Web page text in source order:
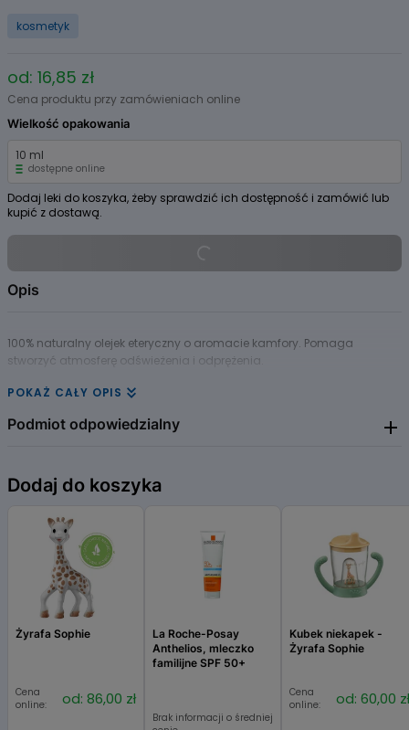
kosmetyk
od: 16,85 zł
Cena produktu przy zamówieniach online
Wielkość opakowania
10 ml
dostępne online
Dodaj leki do koszyka, żeby sprawdzić ich dostępność i zamówić lub
kupić z dostawą.
Opis
100% naturalny olejek eteryczny o aromacie kamfory. Pomaga
stworzyć atmosferę odświeżenia i odprężenia.
POKAŻ CAŁY OPIS
Podmiot odpowiedzialny
Dodaj do koszyka
Żyrafa Sophie
Cena
online:
od: 86,00 zł
La Roche-Posay
Anthelios, mleczko
familijne SPF 50+
Brak informacji o średniej
Kubek niekapek -
Żyrafa Sophie
Cena
online:
od: 60,00 zł